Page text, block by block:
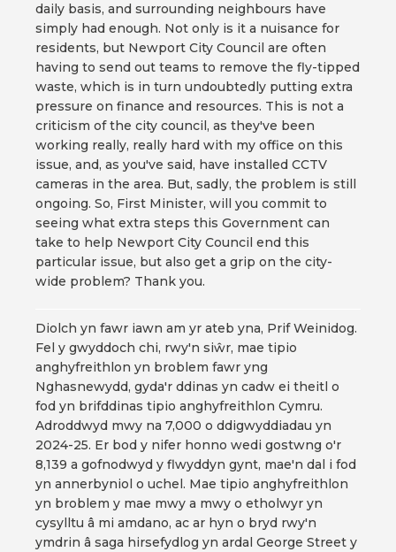
daily basis, and surrounding neighbours have
simply had enough. Not only is it a nuisance for
residents, but Newport City Council are often
having to send out teams to remove the fly-tipped
waste, which is in turn undoubtedly putting extra
pressure on finance and resources. This is not a
criticism of the city council, as they've been
working really, really hard with my office on this
issue, and, as you've said, have installed CCTV
cameras in the area. But, sadly, the problem is still
ongoing. So, First Minister, will you commit to
seeing what extra steps this Government can
take to help Newport City Council end this
particular issue, but also get a grip on the city-
wide problem? Thank you.
Diolch yn fawr iawn am yr ateb yna, Prif Weinidog.
Fel y gwyddoch chi, rwy'n siŵr, mae tipio
anghyfreithlon yn broblem fawr yng
Nghasnewydd, gyda'r ddinas yn cadw ei theitl o
fod yn brifddinas tipio anghyfreithlon Cymru.
Adroddwyd mwy na 7,000 o ddigwyddiadau yn
2024-25. Er bod y nifer honno wedi gostwng o'r
8,139 a gofnodwyd y flwyddyn gynt, mae'n dal i fod
yn annerbyniol o uchel. Mae tipio anghyfreithlon
yn broblem y mae mwy a mwy o etholwyr yn
cysylltu â mi amdano, ac ar hyn o bryd rwy'n
ymdrin â saga hirsefydlog yn ardal George Street y